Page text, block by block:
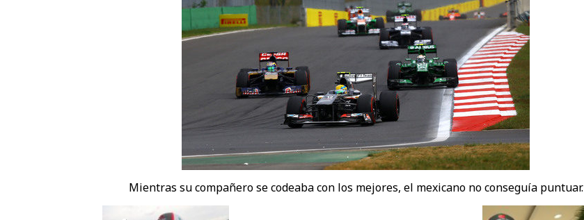
Mientras su compañero se codeaba con los mejores, el mexicano no conseguía puntuar.